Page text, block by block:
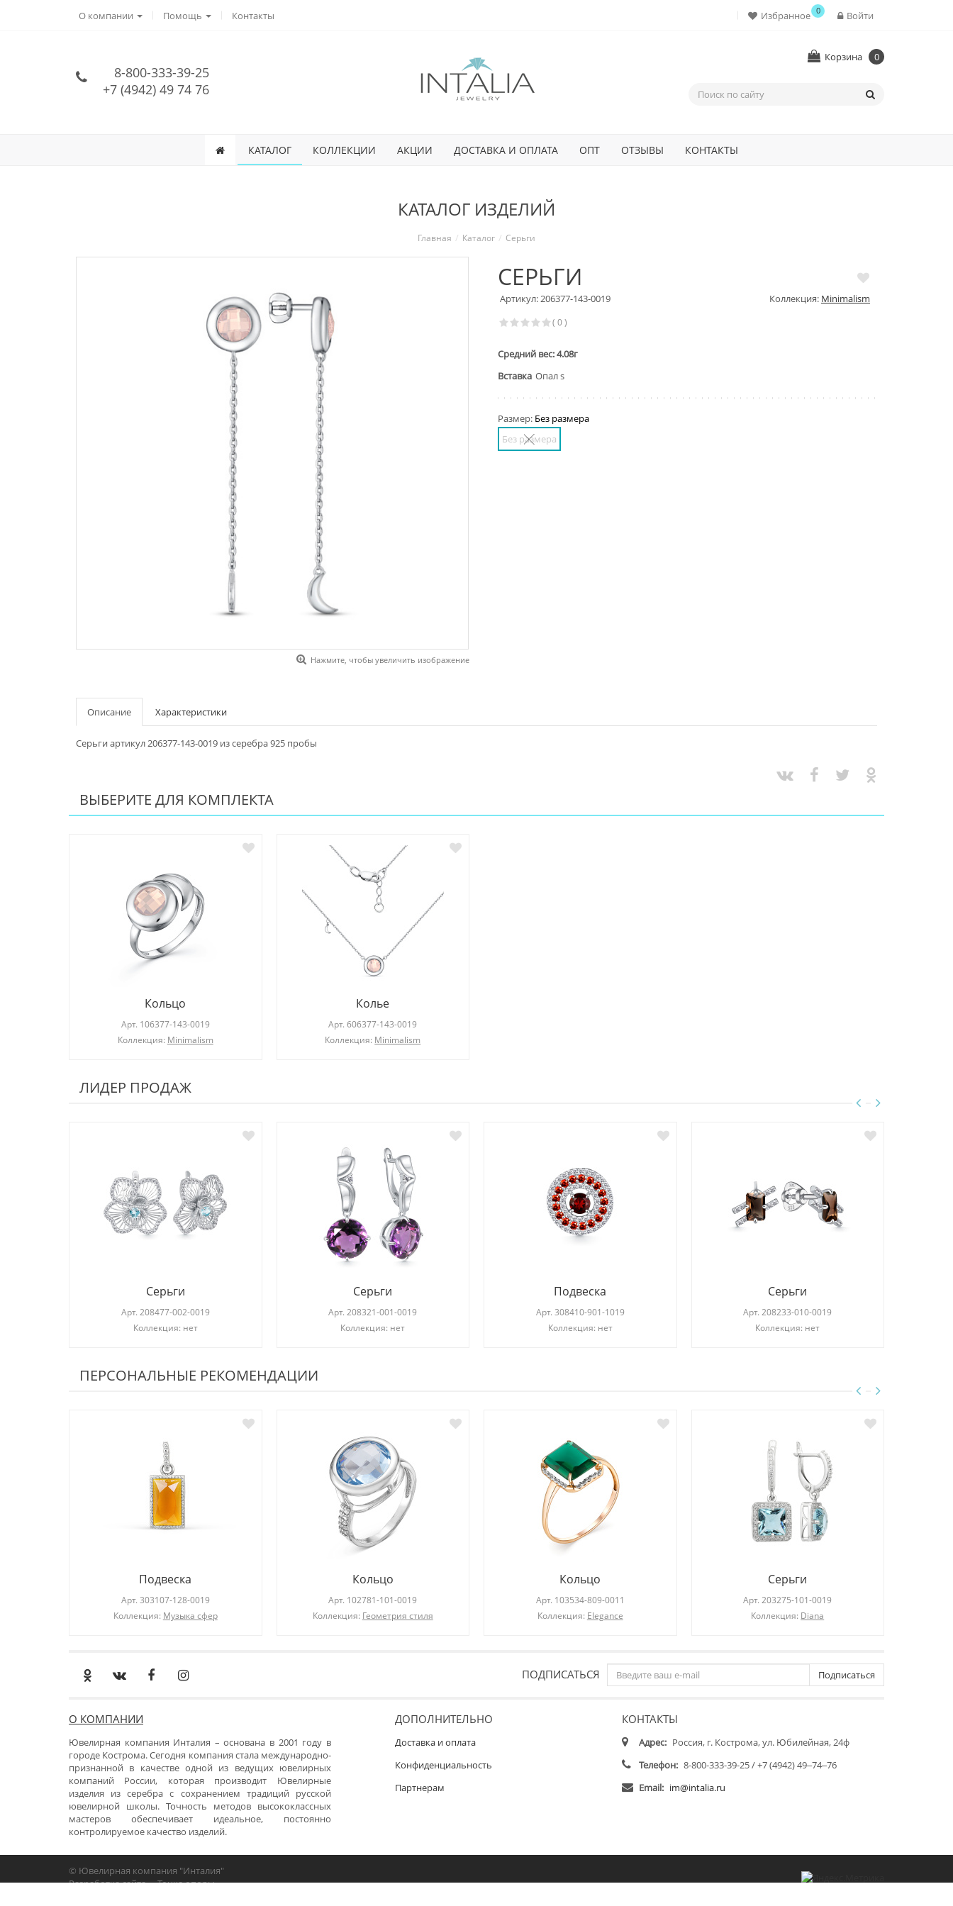
О компании Помощь Контакты Войти
Избранное 0
8-800-333-39-25
+7 (4942) 49 74 76
Корзина 0
КАТАЛОГ КОЛЛЕКЦИИ АКЦИИ ДОСТАВКА И ОПЛАТА ОПТ ОТЗЫВЫ КОНТАКТЫ
КАТАЛОГ ИЗДЕЛИЙ
Главная Каталог Серьги
СЕРЬГИ
Нажмите, чтобы увеличить изображение
Артикул: 206377-143-0019 Коллекция: Minimalism
( 0 )
Средний вес: 4.08г
Вставка Опал s
Размер: Без размера
Без размера
Описание Характеристики
Серьги артикул 206377-143-0019 из серебра 925 пробы
ВЫБЕРИТЕ ДЛЯ КОМПЛЕКТА
Кольцо
Арт. 106377-143-0019
Коллекция: Minimalism
Колье
Арт.606377-143-0019
Коллекция: Minimalism
ЛИДЕР ПРОДАЖ
Серьги
Арт. 208477-002-0019
Коллекция: нет
Серьги
Арт.208321-001-0019
Коллекция: нет
Подвеска
Арт. 308410-901-1019
Коллекция: нет
Серьги
Арт.208233-010-0019
Коллекция: нет
ПЕРСОНАЛЬНЫЕ РЕКОМЕНДАЦИИ
Подвеска
Арт. 303107-128-0019
Коллекция: Музыка сфер
Кольцо
Арт. 102781-101-0019
Коллекция: Геометрия стиля
Кольцо
Арт. 103534-809-0011
Коллекция: Elegance
Серьги
Арт.203275-101-0019
Коллекция: Diana
ПОДПИСАТЬСЯ Подписаться
О КОМПАНИИ
Ювелирная компания Инталия – основана в 2001 году в
городе Кострома. Сегодня компания стала международно-
признанной в качестве одной из ведущих ювелирных
компаний России, которая производит Ювелирные
изделия из серебра с сохранением традиций русской
ювелирной школы. Точность методов высококлассных
мастеров обеспечивает идеальное, постоянно
контролируемое качество изделий.
ДОПОЛНИТЕЛЬНО
Доставка и оплата
Конфиденциальность
Партнерам
КОНТАКТЫ
Адрес: Россия, г. Кострома, ул. Юбилейная, 24ф
Телефон: 8-800-333-39-25 / +7 (4942) 49‒74‒76
Email: im@intalia.ru
© Ювелирная компания "Инталия"
Разработка сайта -«Точка опоры»